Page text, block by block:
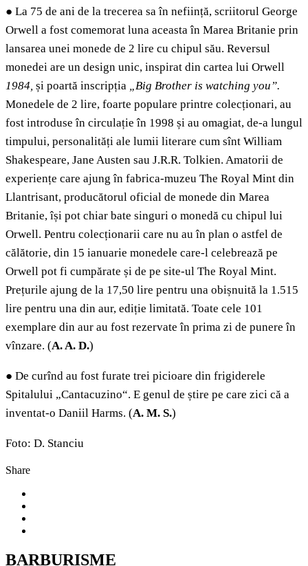
● La 75 de ani de la trecerea sa în neființă, scriitorul George
Orwell a fost comemorat luna aceasta în Marea Britanie prin
lansarea unei monede de 2 lire cu chipul său. Reversul
monedei are un design unic, inspirat din cartea lui Orwell
1984, și poartă inscripția „Big Brother is watching you”.
Monedele de 2 lire, foarte populare printre colecționari, au
fost introduse în circulație în 1998 și au omagiat, de-a lungul
timpului, personalități ale lumii literare cum sînt William
Shakespeare, Jane Austen sau J.R.R. Tolkien. Amatorii de
experiențe care ajung în fabrica-muzeu The Royal Mint din
Llantrisant, producătorul oficial de monede din Marea
Britanie, își pot chiar bate singuri o monedă cu chipul lui
Orwell. Pentru colecționarii care nu au în plan o astfel de
călătorie, din 15 ianuarie monedele care-l celebrează pe
Orwell pot fi cumpărate și de pe site-ul The Royal Mint.
Prețurile ajung de la 17,50 lire pentru una obișnuită la 1.515
lire pentru una din aur, ediție limitată. Toate cele 101
exemplare din aur au fost rezervate în prima zi de punere în
vînzare. (A.A. D.)
● De curînd au fost furate trei picioare din frigiderele
Spitalului „Cantacuzino“. E genul de știre pe care zici că a
inventat-o Daniil Harms. (A. M. S.)
Foto: D. Stanciu
Share
BARBURISME